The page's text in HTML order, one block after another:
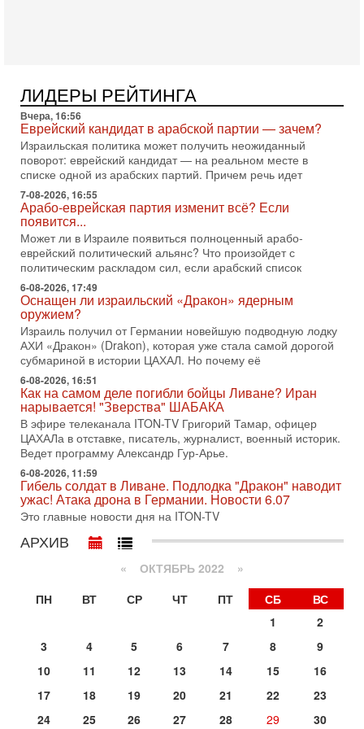
02/08/2026
Президент США Дональд Трамп сегодня заявил об отмене
подготовленного удара по Ирану после обращений
Тегерана и других стран региона. По его словам,
1-08-2026, 17:50
«Русский голос» Израиля: кто заберет его на этот
раз?
Голоса русскоязычных репатриантов не раз кардинально
меняли политический ландшафт Израиля. Достаточно
вспомнить взлет партии «Исраэль ба-алия», когда
31-07-2026, 17:00
Тайны закрытых дверей: о чём на самом деле
молчат Трамп и Нетаньяху?
Недавний визит премьер-министра Израиля Биньямина
Нетаньяху в США и его встреча с Дональдом Трампом
оставили больше вопросов, чем ответов. Полная
31-07-2026, 15:18
Иран готовит покушение на Нетаниягу! Трамп не
хочет эскалации, но КСИР готовит взрыв!
В эфире телеканала ITON-TV СЕРГЕЙ МИГДАЛЬ, эксперт
по вопросам безопасности, офицер запаса
Международного управления полиции Израиля, автор
31-07-2026, 09:02
Битва за разоружение ХАМАСа - НОВОСТИ
31/07/2026
Сегодня президент США Дональд Трамп заявил о
достижении исторического соглашения о полном
разоружении ХАМАСа и других вооруженных группировок в
30-07-2026, 17:59
Иран доведет Трампа до крайних мер? Разбор и
оценка от военного обозревателя Давида Шарпа
Ситуация вокруг противостояния Ирана и США накаляется
с каждым днем. Почему Трамп в самый последний момент
отменил решение о нанесении тяжелых ударов
Покупатель авиакомпании «Аркия» намерен
запретить полеты по субботам!
разгорается громкий конфликт.
Вчера, 16:56
ЛИДЕРЫ РЕЙТИНГА
Вчера, 16:56
Еврейский кандидат в арабской партии — зачем?
Израильская политика может получить неожиданный
поворот: еврейский кандидат — на реальном месте в
списке одной из арабских партий. Причем речь идет
7-08-2026, 16:55
Арабо-еврейская партия изменит всё? Если
появится...
Может ли в Израиле появиться полноценный арабо-
еврейский политический альянс? Что произойдет с
политическим раскладом сил, если арабский список
6-08-2026, 17:49
Оснащен ли израильский «Дракон» ядерным
оружием?
Израиль получил от Германии новейшую подводную лодку
АХИ «Дракон» (Drakon), которая уже стала самой дорогой
субмариной в истории ЦАХАЛ. Но почему её
6-08-2026, 16:51
Как на самом деле погибли бойцы Ливане? Иран
нарывается! "Зверства" ШАБАКА
В эфире телеканала ITON-TV Григорий Тамар, офицер
ЦАХАЛа в отставке, писатель, журналист, военный историк.
Ведет программу Александр Гур-Арье.
6-08-2026, 11:59
Гибель солдат в Ливане. Подлодка "Дракон" наводит
ужас! Атака дрона в Германии. Новости 6.07
Это главные новости дня на ITON-TV
АРХИВ
« ОКТЯБРЬ 2022 »
ПН
ВТ СР ЧТ ПТ СБ
ВС
1
2
3
4 5 6 7 8
9
10
11 12 13 14 15
16
17
18 19 20 21 22
23
24
25 26 27 28 29
30